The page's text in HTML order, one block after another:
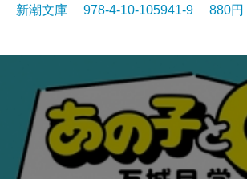
新潮文庫 978-4-10-105941-9 880